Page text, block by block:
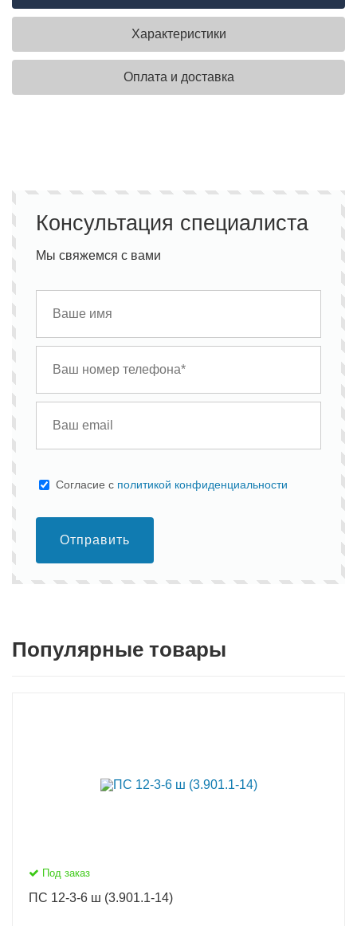
Характеристики
Оплата и доставка
Консультация специалиста
Мы свяжемся с вами
Cогласие с политикой конфиденциальности
Отправить
Популярные товары
Под заказ
ПС 12-3-6 ш (3.901.1-14)